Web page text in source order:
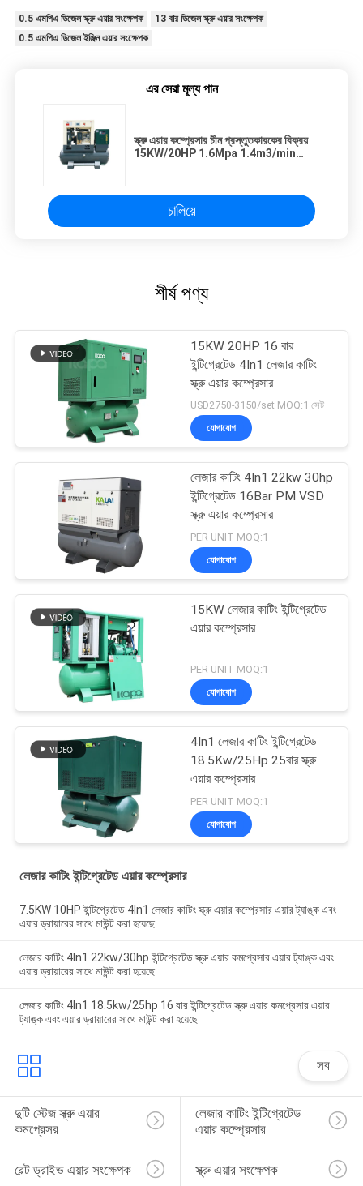
0.5 এমপিএ ডিজেল স্ক্রু এয়ার সংক্ষেপক
13 বার ডিজেল স্ক্রু এয়ার সংক্ষেপক
0.5 এমপিএ ডিজেল ইঞ্জিন এয়ার সংক্ষেপক
এর সেরা মূল্য পান
স্ক্রু এয়ার কম্প্রেসার চীন প্রস্তুতকারকের বিক্রয়
15KW/20HP 1.6Mpa 1.4m3/min
চালিয়ে
শীর্ষ পণ্য
15KW 20HP 16 বার
ইন্টিগ্রেটেড 4In1 লেজার কাটিং
স্ক্রু এয়ার কম্প্রেসার
USD2750-3150/set MOQ:1 সেট
যোগাযোগ
লেজার কাটিং 4In1 22kw 30hp
ইন্টিগ্রেটেড 16Bar PM VSD
স্ক্রু এয়ার কম্প্রেসার
PER UNIT MOQ:1
যোগাযোগ
15KW লেজার কাটিং ইন্টিগ্রেটেড
এয়ার কম্প্রেসার
PER UNIT MOQ:1
যোগাযোগ
4In1 লেজার কাটিং ইন্টিগ্রেটেড
18.5Kw/25Hp 25বার স্ক্রু
এয়ার কম্প্রেসার
PER UNIT MOQ:1
যোগাযোগ
লেজার কাটিং ইন্টিগ্রেটেড এয়ার কম্প্রেসার
7.5KW 10HP ইন্টিগ্রেটেড 4In1 লেজার কাটিং স্ক্রু এয়ার কম্প্রেসার এয়ার ট্যাঙ্ক এবং
এয়ার ড্রায়ারের সাথে মাউন্ট করা হয়েছে
লেজার কাটিং 4In1 22kw/30hp ইন্টিগ্রেটেড স্ক্রু এয়ার কমপ্রেসার এয়ার ট্যাঙ্ক এবং
এয়ার ড্রায়ারের সাথে মাউন্ট করা হয়েছে
লেজার কাটিং 4In1 18.5kw/25hp 16 বার ইন্টিগ্রেটেড স্ক্রু এয়ার কমপ্রেসার এয়ার
ট্যাঙ্ক এবং এয়ার ড্রায়ারের সাথে মাউন্ট করা হয়েছে
সব
দুটি স্টেজ স্ক্রু এয়ার
কমপ্রেসর
লেজার কাটিং ইন্টিগ্রেটেড
এয়ার কম্প্রেসার
বেল্ট ড্রাইভ এয়ার সংক্ষেপক স্ক্রু এয়ার সংক্ষেপক